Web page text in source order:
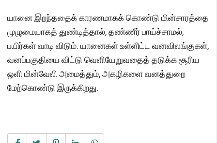
யானை இறந்ததைக் காரணமாகக் கொண்டு மின்சாரத்தை
முழுமையாகத் துண்டித்தால், தண்ணீர் பாய்ச்சாமல்,
பயிர்கள் வாடி விடும். யானைகள் உள்ளிட்ட வனவிலங்குகள்,
வனப்பகுதியை விட்டு வெளியேறுவதைத் தடுக்க சூரிய
ஒளி மின்வேலி அமைத்தும், அகழிகளை வனத்துறை
மேற்கொண்டு இருக்கிறது.